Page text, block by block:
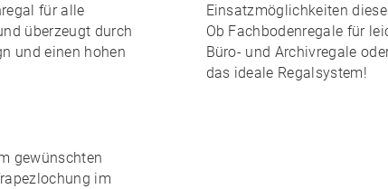
für alle
überzeugt durch
und einen hohen
gewünschten
im
Einsatzmöglichkeiten
Ob Fachbodenregale für
Büro- und Archivregale
das ideale Regalsystem!